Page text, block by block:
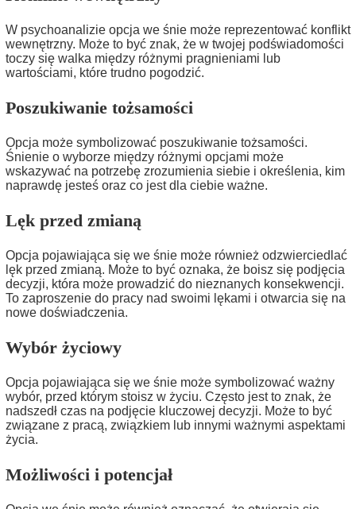
W psychoanalizie opcja we śnie może reprezentować konflikt
wewnętrzny. Może to być znak, że w twojej podświadomości
toczy się walka między różnymi pragnieniami lub
wartościami, które trudno pogodzić.
Poszukiwanie tożsamości
Opcja może symbolizować poszukiwanie tożsamości.
Śnienie o wyborze między różnymi opcjami może
wskazywać na potrzebę zrozumienia siebie i określenia, kim
naprawdę jesteś oraz co jest dla ciebie ważne.
Lęk przed zmianą
Opcja pojawiająca się we śnie może również odzwierciedlać
lęk przed zmianą. Może to być oznaka, że boisz się podjęcia
decyzji, która może prowadzić do nieznanych konsekwencji.
To zaproszenie do pracy nad swoimi lękami i otwarcia się na
nowe doświadczenia.
Wybór życiowy
Opcja pojawiająca się we śnie może symbolizować ważny
wybór, przed którym stoisz w życiu. Często jest to znak, że
nadszedł czas na podjęcie kluczowej decyzji. Może to być
związane z pracą, związkiem lub innymi ważnymi aspektami
życia.
Możliwości i potencjał